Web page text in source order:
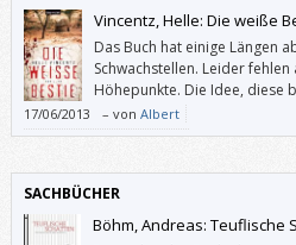
Vincentz, Helle: Die weiße
Das Buch hat einige Längen
Schwachstellen. Leider
Höhepunkte. Die Idee, diese
ist lobenswert, aber ein
Spannung.
17/06/2013 – von Albert
SACHBÜCHER
Böhm, Andreas: Teuflische